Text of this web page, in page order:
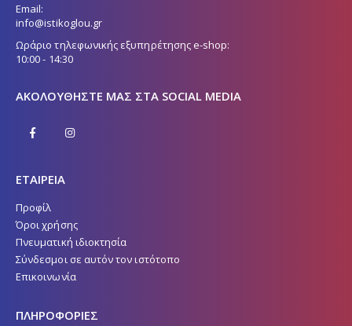
Email:
info@istikoglou.gr
Ωράριο τηλεφωνικής εξυπηρέτησης e-shop:
10:00 - 14:30
ΑΚΟΛΟΥΘΉΣΤΕ ΜΑΣ ΣΤΑ SOCIAL MEDIA
ΕΤΑΙΡΕΙΑ
Προφίλ
Όροι χρήσης
Πνευματική ιδιοκτησία
Σύνδεσμοι σε αυτόν τον ιστότοπο
Επικοινωνία
ΠΛΗΡΟΦΟΡΙΕΣ